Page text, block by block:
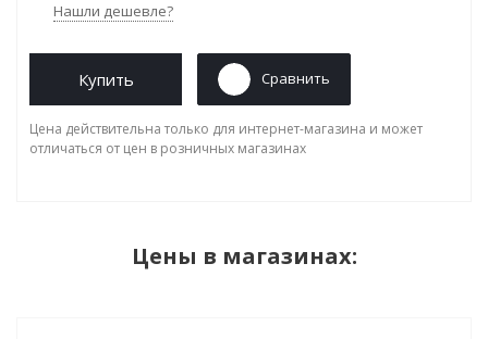
Нашли дешевле?
Купить Сравнить
Цена действительна только для интернет-магазина и может
отличаться от цен в розничных магазинах
Цены в магазинах: